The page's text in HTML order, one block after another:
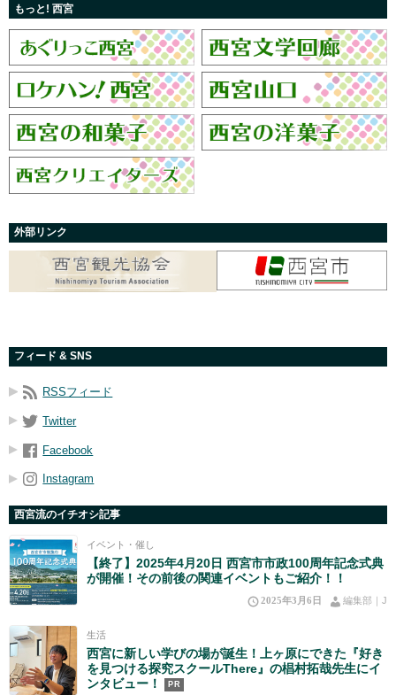
もっと! 西宮
外部リンク
フィード & SNS
RSSフィード
Twitter
Facebook
Instagram
西宮流のイチオシ記事
イベント・催し
【終了】2025年4月20日 西宮市市政100周年記念式典
が開催！その前後の関連イベントもご紹介！！
2025年3月6日 編集部｜J
生活
西宮に新しい学びの場が誕生！上ヶ原にできた『好き
を見つける探究スクールThere』の椙村拓哉先生にイ
ンタビュー！
PR